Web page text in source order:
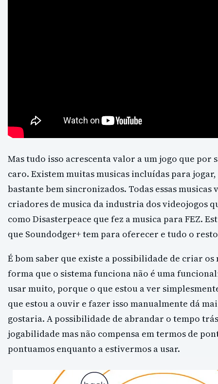
Mas tudo isso acrescenta valor a um jogo que por
caro. Existem muitas musicas incluídas para
bastante bem sincronizados. Todas essas musicas
criadores de musica da industria dos videojogos
como Disasterpeace que fez a musica para FEZ.
que Soundodger+ tem para oferecer e tudo o
É bom saber que existe a possibilidade de criar os
forma que o sistema funciona não é uma
usar muito, porque o que estou a ver
que estou a ouvir e fazer isso manualmente dá
gostaria. A possibilidade de abrandar o tempo
jogabilidade mas não compensa em termos de
pontuamos enquanto a estivermos a usar.